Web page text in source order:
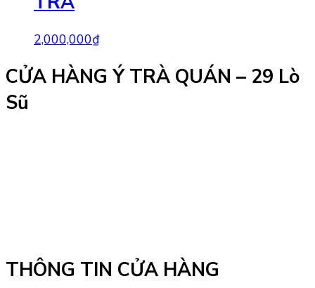
2,000,000₫
CỬA HÀNG Ý TRÀ QUÁN – 29 Lò
Sũ
THÔNG TIN CỬA HÀNG